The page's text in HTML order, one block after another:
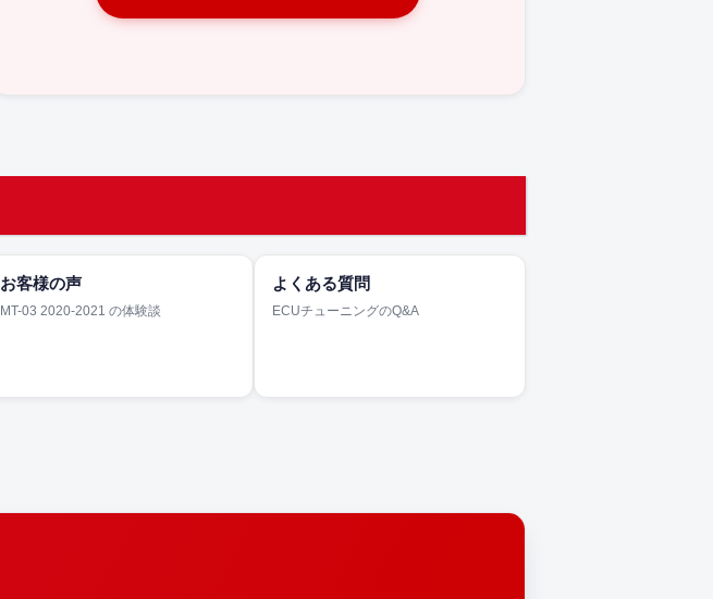
お客様の声
MT-03 2020-2021 の体験談
よくある質問
ECUチューニングのQ&A